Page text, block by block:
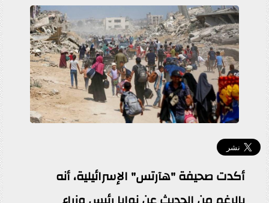
أكدت صحيفة "هآرتس" الإسرائيلية، أنه